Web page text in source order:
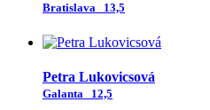
Bratislava 13,5
Petra Lukovicsová
Galanta 12,5